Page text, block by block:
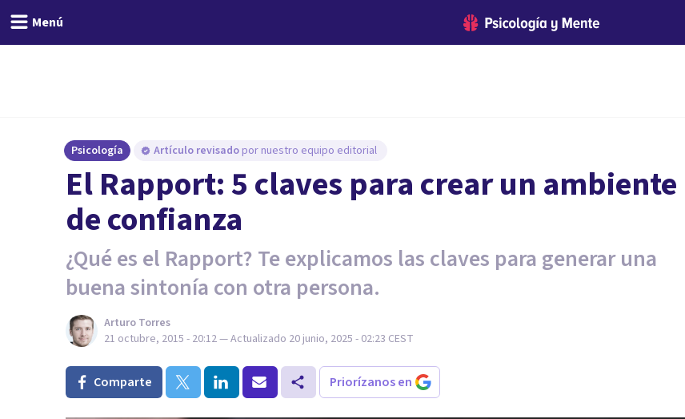
Menú
Psicología Artículo revisado por nuestro equipo editorial
​El Rapport: 5 claves para crear un ambiente
de confianza
¿Qué es el Rapport? Te explicamos las claves para generar una
buena sintonía con otra persona.
Arturo Torres
21 octubre, 2015 - 20:12— Actualizado 20 junio, 2025 - 02:23 CEST
Comparte Priorízanos en